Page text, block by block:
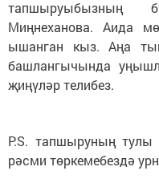
тапшыруыбызның
Миңнеханова. Аида
ышанган кыз. Аңа
башлангычында
җиңүләр телибез.
P.S. тапшыруның тулы
рәсми төркемебездә